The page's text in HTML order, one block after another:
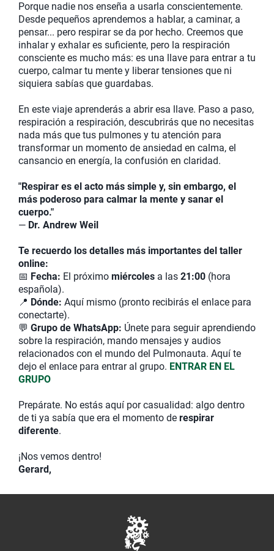
Porque nadie nos enseña a usarla conscientemente.
Desde pequeños aprendemos a hablar, a caminar, a
pensar... pero respirar se da por hecho. Creemos que
inhalar y exhalar es suficiente, pero la respiración
consciente es mucho más: es una llave para entrar a tu
cuerpo, calmar tu mente y liberar tensiones que ni
siquiera sabías que guardabas.
En este viaje aprenderás a abrir esa llave. Paso a paso,
respiración a respiración, descubrirás que no necesitas
nada más que tus pulmones y tu atención para
transformar un momento de ansiedad en calma, el
cansancio en energía, la confusión en claridad.
"Respirar es el acto más simple y, sin embargo, el
más poderoso para calmar la mente y sanar el
cuerpo."
— Dr. Andrew Weil
Te recuerdo los detalles más importantes del taller
online:
📅 Fecha: El próximo miércoles a las 21:00 (hora
española).
📍 Dónde: Aquí mismo (pronto recibirás el enlace para
conectarte).
💬 Grupo de WhatsApp: Únete para seguir aprendiendo
sobre la respiración, mando mensajes y audios
relacionados con el mundo del Pulmonauta. Aquí te
dejo el enlace para entrar al grupo. ENTRAR EN EL
GRUPO
Prepárate. No estás aquí por casualidad: algo dentro
de ti ya sabía que era el momento de respirar
diferente.
¡Nos vemos dentro!
Gerard,